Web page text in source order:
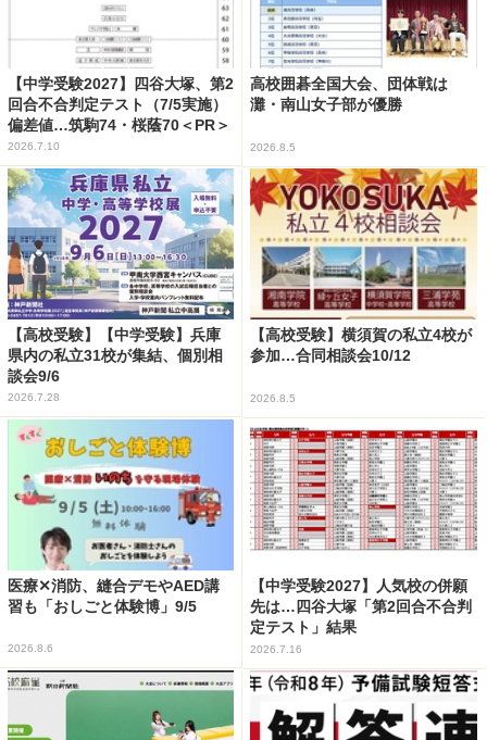
【中学受験2027】四谷大塚、第2
回合不合判定テスト（7/5実施）
偏差値…筑駒74・桜蔭70＜PR＞
2026.7.10
高校囲碁全国大会、団体戦は
灘・南山女子部が優勝
2026.8.5
【高校受験】【中学受験】兵庫
県内の私立31校が集結、個別相
談会9/6
2026.7.28
【高校受験】横須賀の私立4校が
参加…合同相談会10/12
2026.8.5
医療✕消防、縫合デモやAED講
習も「おしごと体験博」9/5
2026.8.6
【中学受験2027】人気校の併願
先は…四谷大塚「第2回合不合判
定テスト」結果
2026.7.16